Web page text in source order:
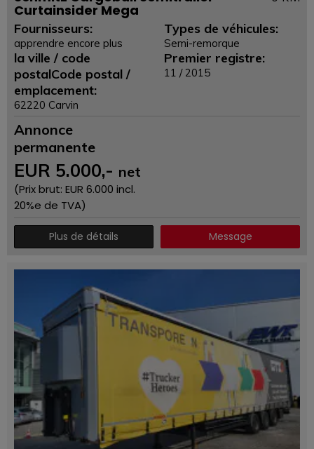
Curtainsider Mega
Fournisseurs:
apprendre encore plus
la ville / code
postalCode postal /
emplacement:
62220 Carvin
Types de véhicules:
Semi-remorque
Premier registre:
11 / 2015
Annonce
permanente
EUR 5.000,- net
(Prix ​​brut: EUR 6.000 incl.
20%e de TVA)
Plus de détails Message